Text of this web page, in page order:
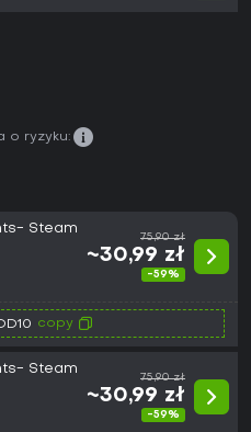
o ryzyku:
Steam
75,90 zł
~30,99 zł
-59%
copy
Steam
75,90 zł
~30,99 zł
-59%